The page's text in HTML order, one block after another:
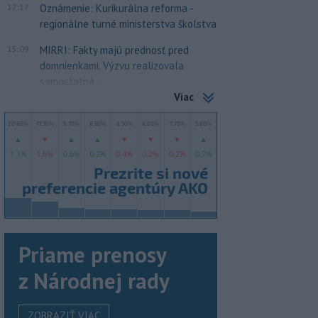
17:17
Oznámenie: Kurikurálna reforma -
regionálne turné ministerstva školstva
15:09
MIRRI: Fakty majú prednosť pred
domnienkami. Výzvu realizovala
samostatná...
Viac
Priame prenosy
z Národnej rady
ZOBRAZIŤ VIAC